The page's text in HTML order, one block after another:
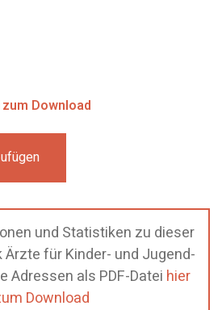
Download
und Statistiken zu dieser
für Kinder- und Jugend-
Adressen als PDF-Datei hier
Download